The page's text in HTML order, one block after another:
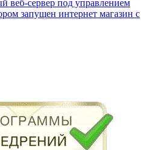
веб-сервер под управлением
запущен интернет магазин c